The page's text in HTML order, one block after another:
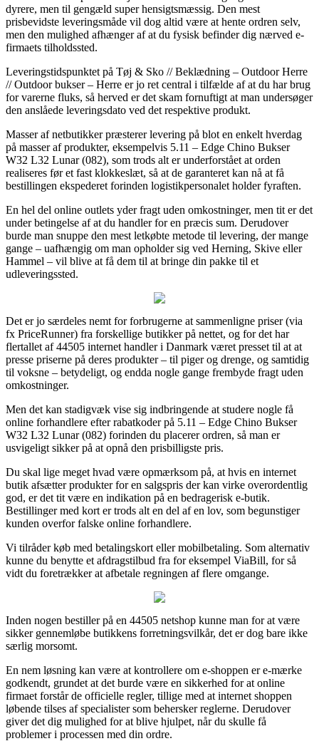
dyrere, men til gengæld super hensigtsmæssig. Den mest
prisbevidste leveringsmåde vil dog altid være at hente ordren selv,
men den mulighed afhænger af at du fysisk befinder dig nærved e-
firmaets tilholdssted.
Leveringstidspunktet på Tøj & Sko // Beklædning – Outdoor Herre
// Outdoor bukser – Herre er jo ret central i tilfælde af at du har brug
for varerne fluks, så herved er det skam fornuftigt at man undersøger
den anslåede leveringsdato ved det respektive produkt.
Masser af netbutikker præsterer levering på blot en enkelt hverdag
på masser af produkter, eksempelvis 5.11 – Edge Chino Bukser
W32 L32 Lunar (082), som trods alt er underforstået at orden
realiseres før et fast klokkeslæt, så at de garanteret kan nå at få
bestillingen ekspederet forinden logistikpersonalet holder fyraften.
En hel del online outlets yder fragt uden omkostninger, men tit er det
under betingelse af at du handler for en præcis sum. Derudover
burde man snuppe den mest letkøbte metode til levering, der mange
gange – uafhængig om man opholder sig ved Herning, Skive eller
Hammel – vil blive at få dem til at bringe din pakke til et
udleveringssted.
Det er jo særdeles nemt for forbrugerne at sammenligne priser (via
fx PriceRunner) fra forskellige butikker på nettet, og for det har
flertallet af 44505 internet handler i Danmark været presset til at at
presse priserne på deres produkter – til piger og drenge, og samtidig
til voksne – betydeligt, og endda nogle gange frembyde fragt uden
omkostninger.
Men det kan stadigvæk vise sig indbringende at studere nogle få
online forhandlere efter rabatkoder på 5.11 – Edge Chino Bukser
W32 L32 Lunar (082) forinden du placerer ordren, så man er
usvigeligt sikker på at opnå den prisbilligste pris.
Du skal lige meget hvad være opmærksom på, at hvis en internet
butik afsætter produkter for en salgspris der kan virke overordentlig
god, er det tit være en indikation på en bedragerisk e-butik.
Bestillinger med kort er trods alt en del af en lov, som begunstiger
kunden overfor falske online forhandlere.
Vi tilråder køb med betalingskort eller mobilbetaling. Som alternativ
kunne du benytte et afdragstilbud fra for eksempel ViaBill, for så
vidt du foretrækker at afbetale regningen af flere omgange.
Inden nogen bestiller på en 44505 netshop kunne man for at være
sikker gennemløbe butikkens forretningsvilkår, det er dog bare ikke
særlig morsomt.
En nem løsning kan være at kontrollere om e-shoppen er e-mærke
godkendt, grundet at det burde være en sikkerhed for at online
firmaet forstår de officielle regler, tillige med at internet shoppen
løbende tilses af specialister som behersker reglerne. Derudover
giver det dig mulighed for at blive hjulpet, når du skulle få
problemer i processen med din ordre.